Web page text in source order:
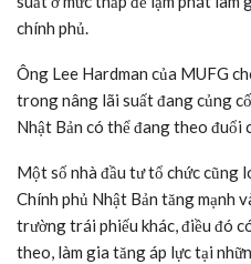
chính phủ.
Ông Lee Hardman của MUFG
trong nâng lãi suất đang củng
Nhật Bản có thể đang theo đuổi
Một số nhà đầu tư tổ chức cũng
Chính phủ Nhật Bản tăng mạnh
trường trái phiếu khác, điều đó
theo, làm gia tăng áp lực tại